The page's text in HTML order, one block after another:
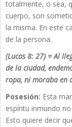
totalmente, o sea,
cuerpo, son
la misma. En este
de la persona.
(Lucas 8: 27) = Al
de la ciudad,
ropa, ni moraba en
Posesión: Esta
espíritu inmundo
Esto quiere decir